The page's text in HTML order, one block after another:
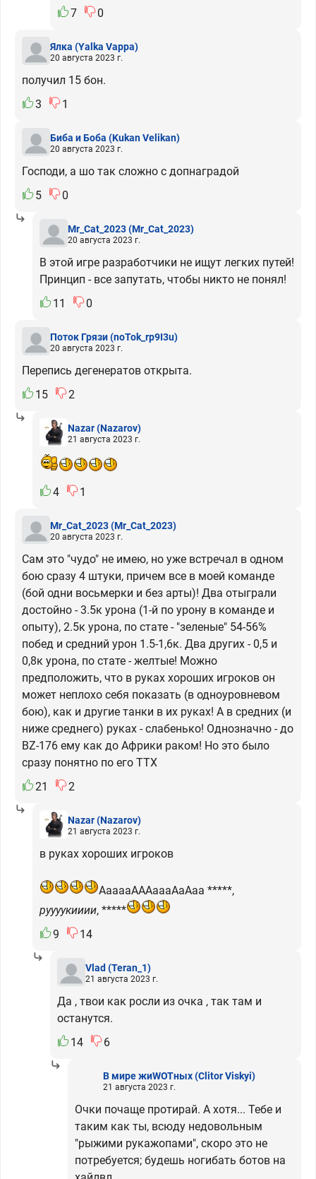
7
0
Ялка (Yalka Vappa)
20 августа 2023 г.
получил 15 бон.
3
1
Биба и Боба (Kukan Velikan)
20 августа 2023 г.
Господи, а шо так сложно с допнаградой
5
0
Mr_Cat_2023(Mr_Cat_2023)
20 августа 2023 г.
В этой игре разработчики не ищут легких путей!
Принцип - все запутать, чтобы никто не понял!
11
0
Поток Грязи(noTok_rp9I3u)
20 августа 2023 г.
Перепись дегенератов открыта.
15
2
Nazar(Nazarov)
21 августа 2023 г.
4 1
Mr_Cat_2023(Mr_Cat_2023)
20 августа 2023 г.
Сам это "чудо" не имею, но уже встречал в одном
бою сразу 4 штуки, причем все в моей команде
(бой одни восьмерки и без арты)! Два отыграли
достойно - 3.5к урона (1-й по урону в команде и
опыту), 2.5к урона, по стате - "зеленые" 54-56%
побед и средний урон 1.5-1,6к. Два других - 0,5 и
0,8к урона, по стате - желтые! Можно
предположить, что в руках хороших игроков он
может неплохо себя показать (в одноуровневом
бою), как и другие танки в их руках! А в средних (и
ниже среднего) руках - слабенько! Однозначно - до
BZ-176 ему как до Африки раком! Но это было
сразу понятно по его ТТХ
21
2
Nazar(Nazarov)
21 августа 2023 г.
в руках хороших игроков
АааааАААаааАаАаа *****,
руууукииии, *****
9
14
Vlad(Teran_1)
21 августа 2023 г.
Да , твои как росли из очка , так там и
останутся.
14
6
В мире жиWOTных(Clitor Viskyi)
21 августа 2023 г.
Очки почаще протирай. А хотя... Тебе и
таким как ты, всюду недовольным
"рыжими рукажопами", скоро это не
потребуется; будешь ногибать ботов на